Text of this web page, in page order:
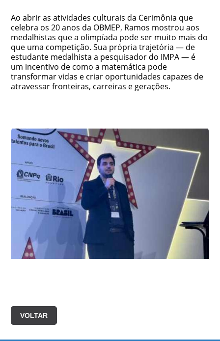
Ao abrir as atividades culturais da Cerimônia que
celebra os 20 anos da OBMEP, Ramos mostrou aos
medalhistas que a olimpíada pode ser muito mais do
que uma competição. Sua própria trajetória — de
estudante medalhista a pesquisador do IMPA — é
um incentivo de como a matemática pode
transformar vidas e criar oportunidades capazes de
atravessar fronteiras, carreiras e gerações.